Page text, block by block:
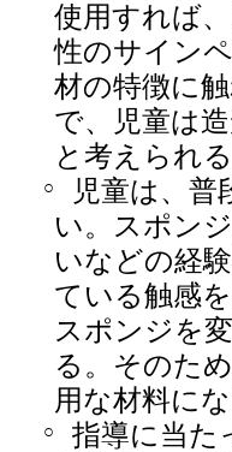
使用すれば
性のサイン
材の特徴に
で、児童は
と考えられる
○
児童は、
い。スポン
いなどの経
ている触感
スポンジを
る。そのた
用な材料に
○
指導に当た